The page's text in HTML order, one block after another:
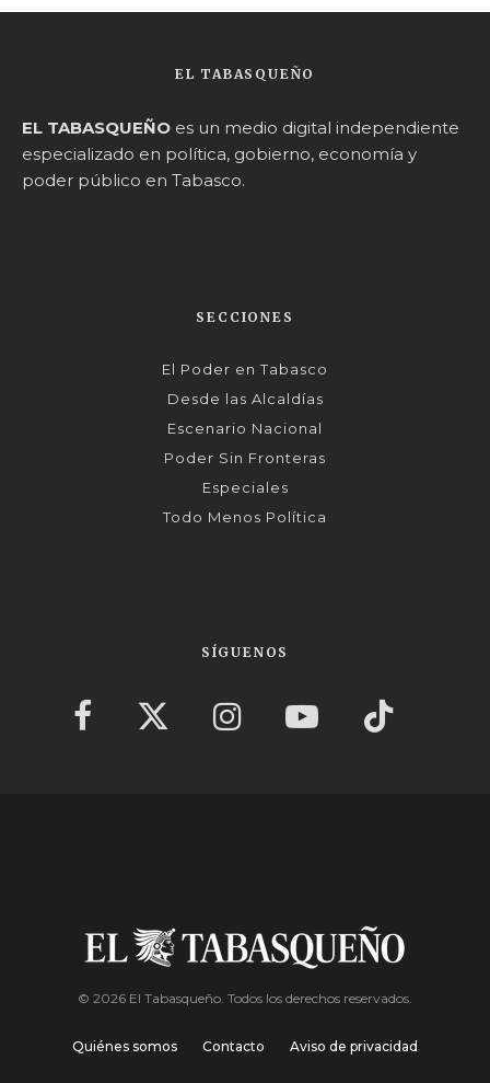
EL TABASQUEÑO
EL TABASQUEÑO es un medio digital independiente
especializado en política, gobierno, economía y
poder público en Tabasco.
SECCIONES
El Poder en Tabasco
Desde las Alcaldías
Escenario Nacional
Poder Sin Fronteras
Especiales
Todo Menos Política
SÍGUENOS
© 2026 El Tabasqueño. Todos los derechos reservados.
Quiénes somos Contacto Aviso de privacidad